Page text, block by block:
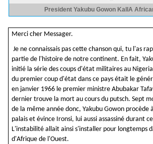
Merci cher Messager.
Je ne connaissais pas cette chanson qui, tu l'as
partie de l'histoire de notre continent. En fait,
initié la série des coups d'état militaires au
du premier coup d'état dans ce pays était le
en janvier 1966 le premier ministre Abubakar
dernier trouve la mort au cours du putsch. Sept
de la même année donc, Yakubu Gowon procède
palais et évince Ironsi, lui aussi assassiné durant
L'instabilité allait ainsi s'installer pour longtemps
d'Afrique de l'Ouest.